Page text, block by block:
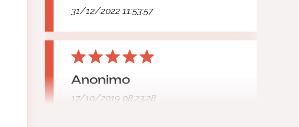
31/12/2022 11:53:57
Anonimo
17/10/2019 08:23:28